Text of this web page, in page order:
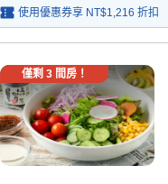
使用優惠券享 NT$1,216 折扣
僅剩 3間房！